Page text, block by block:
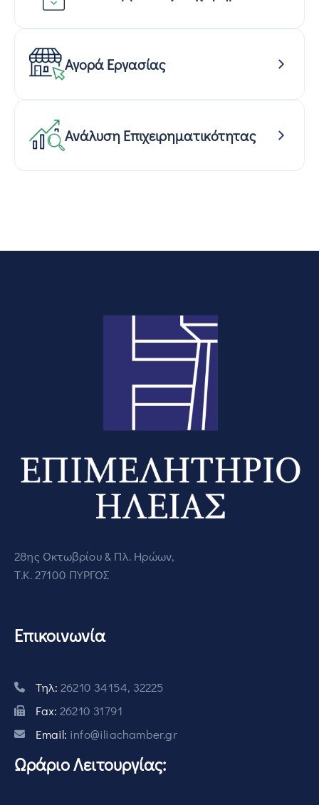
Αγορά Εργασίας
Ανάλυση Επιχειρηματικότητας
28ης Οκτωβρίου & Πλ. Ηρώων,
Τ.Κ. 27100 ΠΥΡΓΟΣ
Επικοινωνία
Τηλ: 26210 34154, 32225
Fax: 26210 31791
Email: info@iliachamber.gr
Ωράριο Λειτουργίας: